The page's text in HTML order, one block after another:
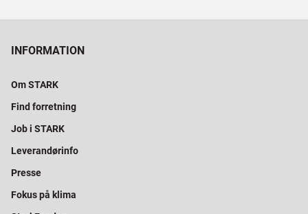
INFORMATION
Om STARK
Find forretning
Job i STARK
Leverandørinfo
Presse
Fokus på klima